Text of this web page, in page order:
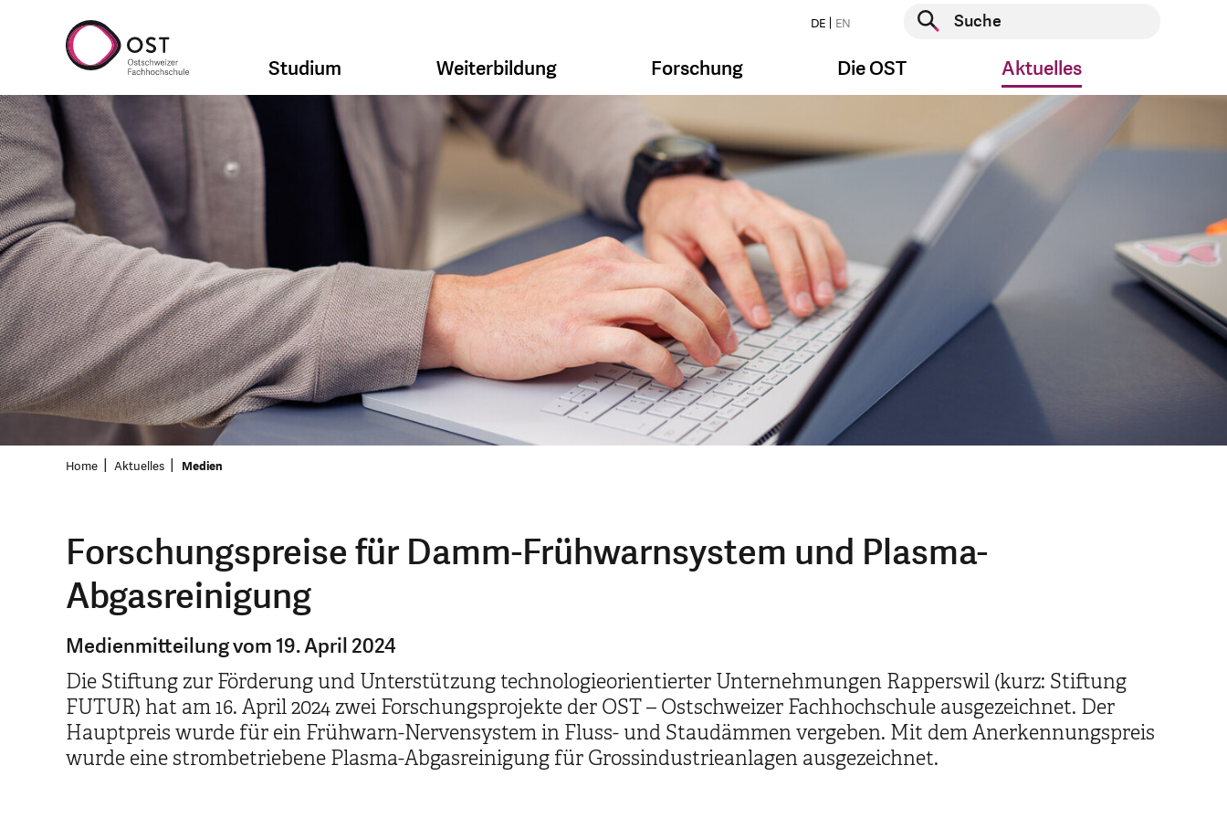
DE EN
Suche starten
Studium Weiterbildung Forschung Die OST Aktuelles
Home Aktuelles Medien
Forschungspreise für Damm-Frühwarnsystem und Plasma-
Abgasreinigung
Medienmitteilung vom 19. April 2024
Die Stiftung zur Förderung und Unterstützung technologieorientierter Unternehmungen Rapperswil (kurz: Stiftung
FUTUR) hat am 16. April 2024 zwei Forschungsprojekte der OST – Ostschweizer Fachhochschule ausgezeichnet. Der
Hauptpreis wurde für ein Frühwarn-Nervensystem in Fluss- und Staudämmen vergeben. Mit dem Anerkennungspreis
wurde eine strombetriebene Plasma-Abgasreinigung für Grossindustrieanlagen ausgezeichnet.